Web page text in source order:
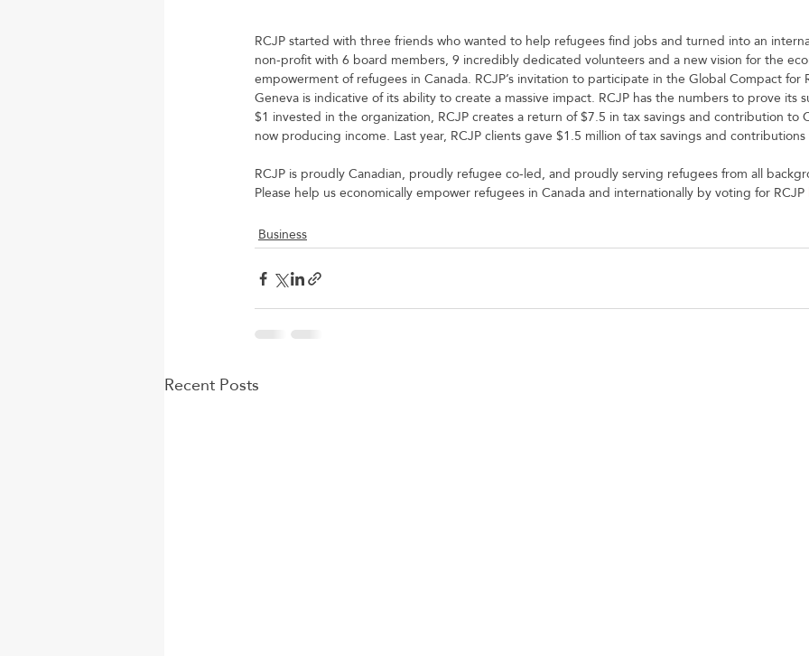
RCJP started with three friends who wanted to help refugees find jobs and turned into an
non-profit with 6 board members, 9 incredibly dedicated volunteers and a new vision for the
empowerment of refugees in Canada. RCJP’s invitation to participate in the Global Compact for
Geneva is indicative of its ability to create a massive impact. RCJP has the numbers to prove its
$1 invested in the organization, RCJP creates a return of $7.5 in tax savings and contribution to
now producing income. Last year, RCJP clients gave $1.5 million of tax savings and
RCJP is proudly Canadian, proudly refugee co-led, and proudly serving refugees from all
Please help us economically empower refugees in Canada and internationally by voting for RCJP
Business
Recent Posts